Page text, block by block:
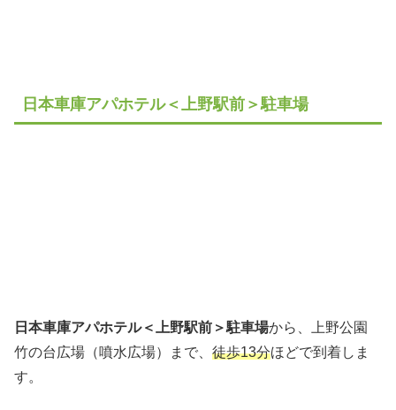
日本車庫アパホテル＜上野駅前＞駐車場
日本車庫アパホテル＜上野駅前＞駐車場から、上野公園
竹の台広場（噴水広場）まで、 徒歩13分ほどで到着しま
す。